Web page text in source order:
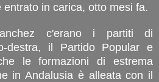
in carica, otto mesi fa.
c'erano i partiti di
destra, il Partido Popular e
le formazioni di estrema
in Andalusia è alleata con il